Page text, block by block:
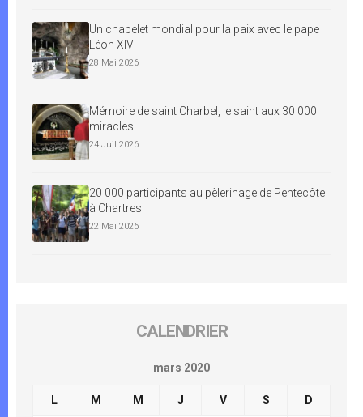
Un chapelet mondial pour la paix avec le pape
Léon XIV
28 Mai 2026
Mémoire de saint Charbel, le saint aux 30 000
miracles
24 Juil 2026
20 000 participants au pèlerinage de Pentecôte
à Chartres
22 Mai 2026
CALENDRIER
mars 2020
L M M J V S D